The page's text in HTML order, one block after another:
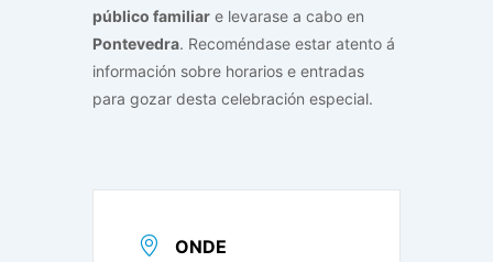
público familiar e levarase a cabo en
Pontevedra. Recoméndase estar atento á
información sobre horarios e entradas
para gozar desta celebración especial.
ONDE